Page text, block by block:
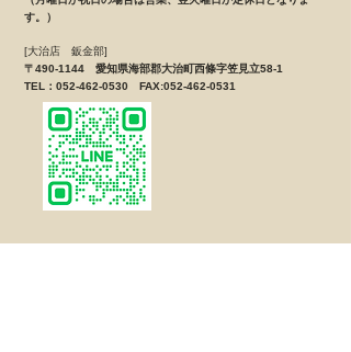
す。）
[大治店 鈑金部]
〒490-1144 愛知県海部郡大治町西條字笠見立58-1
TEL：052-462-0530 FAX:052-462-0531